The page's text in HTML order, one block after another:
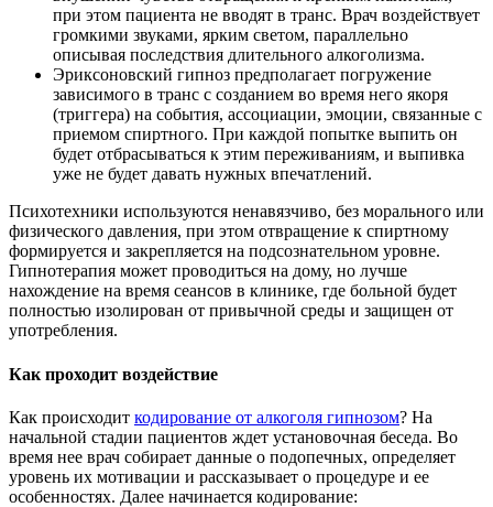
при этом пациента не вводят в транс. Врач воздействует
громкими звуками, ярким светом, параллельно
описывая последствия длительного алкоголизма.
Эриксоновский гипноз предполагает погружение
зависимого в транс с созданием во время него якоря
(триггера) на события, ассоциации, эмоции, связанные с
приемом спиртного. При каждой попытке выпить он
будет отбрасываться к этим переживаниям, и выпивка
уже не будет давать нужных впечатлений.
Психотехники используются ненавязчиво, без морального или
физического давления, при этом отвращение к спиртному
формируется и закрепляется на подсознательном уровне.
Гипнотерапия может проводиться на дому, но лучше
нахождение на время сеансов в клинике, где больной будет
полностью изолирован от привычной среды и защищен от
употребления.
Как проходит воздействие
Как происходит кодирование от алкоголя гипнозом? На
начальной стадии пациентов ждет установочная беседа. Во
время нее врач собирает данные о подопечных, определяет
уровень их мотивации и рассказывает о процедуре и ее
особенностях. Далее начинается кодирование: